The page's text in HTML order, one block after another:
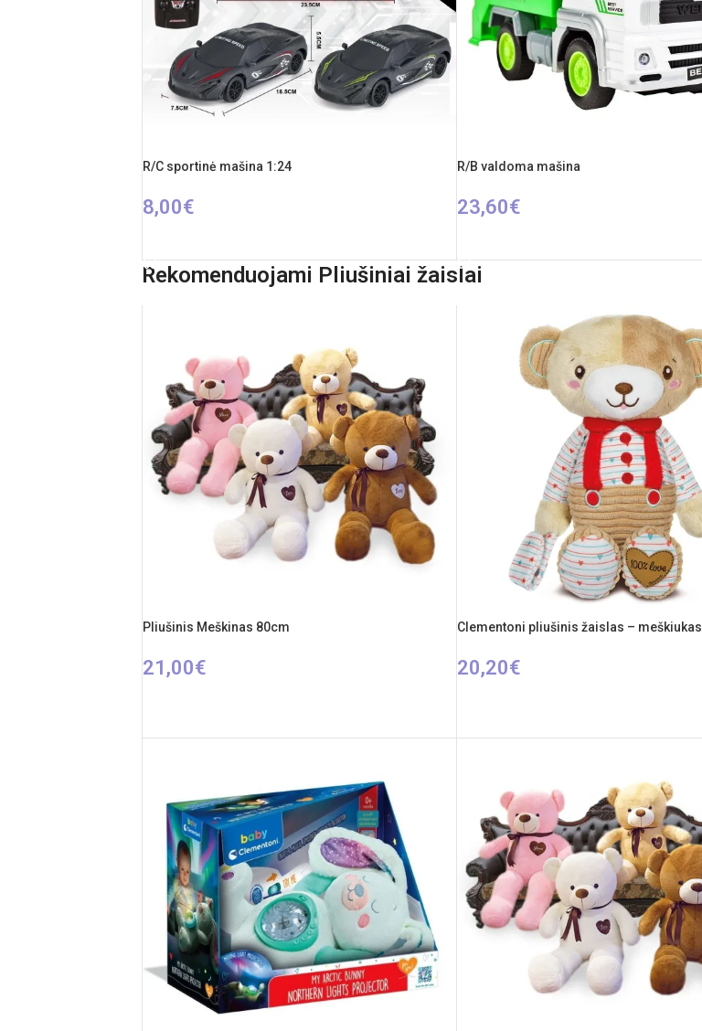
R/C sportinė mašina 1:24
8,00€
R/B valdoma mašina
23,60€
Rekomenduojami Pliušiniai žaislai
Pliušinis Meškinas 80cm
21,00€
Clementoni pliušinis žaislas – meškiukas
20,20€